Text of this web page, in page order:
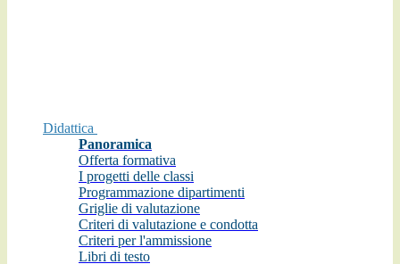
Didattica
Panoramica
Offerta formativa
I progetti delle classi
Programmazione dipartimenti
Griglie di valutazione
Criteri di valutazione e condotta
Criteri per l'ammissione
Libri di testo